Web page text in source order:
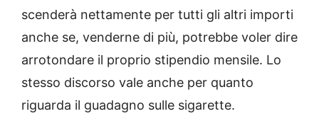
scenderà nettamente per tutti gli altri importi
anche se, venderne di più, potrebbe voler dire
arrotondare il proprio stipendio mensile. Lo
stesso discorso vale anche per quanto
riguarda il guadagno sulle sigarette.